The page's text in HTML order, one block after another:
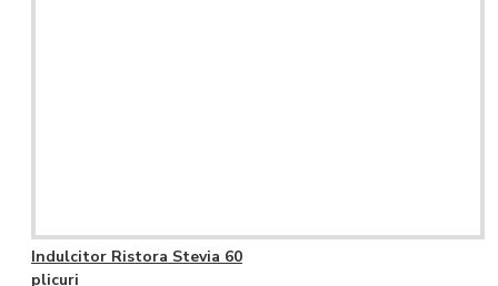
Indulcitor Ristora Stevia 60
plicuri